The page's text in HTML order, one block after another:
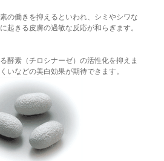
の働きを抑えるといわれ、シミやシワな
起きる皮膚の過敏な反応が和らぎます。
酵素（チロシナーゼ）の活性化を抑えま
いなどの美白効果が期待できます。